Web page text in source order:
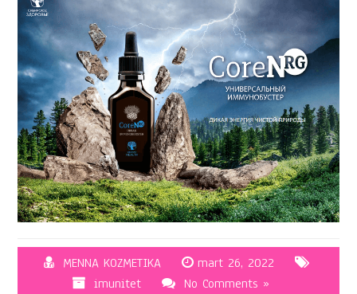
MENNA KOZMETIKA
mart 26, 2022
imunitet
No Comments »